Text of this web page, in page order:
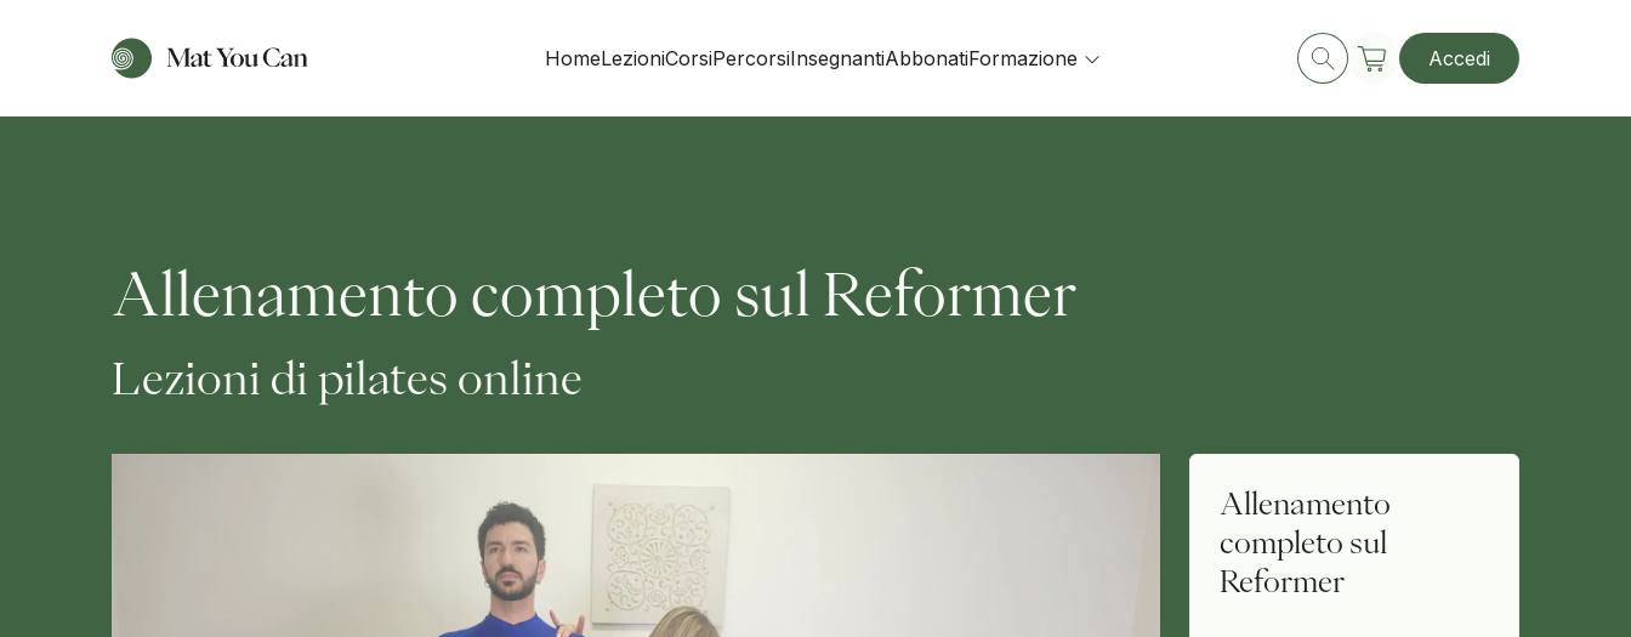
HomeLezioniCorsiPercorsiInsegnantiAbbonatiFormazione Accedi
Allenamento completo sul Reformer
Lezioni di pilates online
Allenamento
completo sul
Reformer